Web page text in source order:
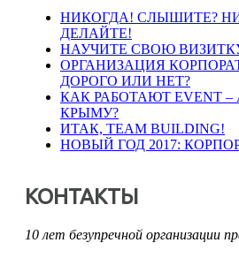
НИКОГДА! СЛЫШИТЕ?
ДЕЛАЙТЕ!
НАУЧИТЕ СВОЮ
ОРГАНИЗАЦИЯ
ДОРОГО ИЛИ НЕТ?
КАК РАБОТАЮТ EVENT
КРЫМУ?
ИТАК, TEAM BUILDING!
НОВЫЙ ГОД 2017:
КОНТАКТЫ
10 лет безупречной организации